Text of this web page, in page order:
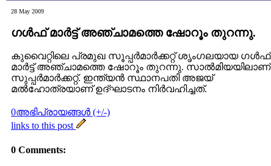
28 May 2009
ഗള്‍ഫ് മാര്‍ട്ട് അഞ്ചാമത്തെ ഷോറൂം തുറന്നു.
കുവൈറ്റിലെ പ്രമുഖ സൂപ്പര്‍മാര്‍ക്കറ്റ് ശൃംഗലയായ ഗള്‍ഫ്
മാര്‍ട്ട് അഞ്ചാമത്തെ ഷോറൂം തുറന്നു. സാല്‍മിയയിലാണ്
സുപ്പര്‍മാര്‍ക്കറ്റ്. ഇന്ത്യന്‍ സ്ഥാനപതി അജയ്
മല്‍ഹോത്രയാണ് ഉദ്ഘാടനം നിര്‍വഹിച്ചത്.
0അഭിപ്രായങ്ങള്‍ (+/-)
links to this post
0 Comments: